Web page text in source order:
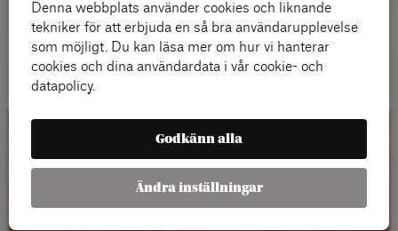
Läs mer
Kalender
Denna webbplats använder cookies och liknande
tekniker för att erbjuda en så bra användarupplevelse
som möjligt. Du kan läsa mer om hur vi hanterar
cookies och dina användardata i vår cookie- och
datapolicy.
Godkänn alla
Ändra inställningar